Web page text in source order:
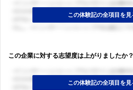
この企業に対する志望度は上がりましたか？